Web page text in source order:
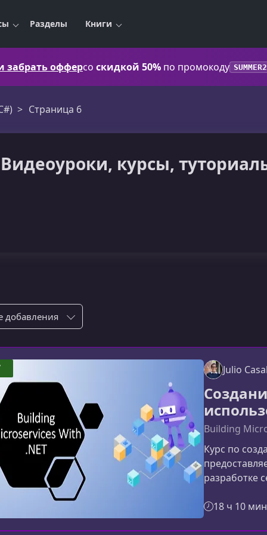
Разделы Книги
забрать офферсо скидкой 50% по промокоду
Страница 6
Видеоуроки, курсы,
по:
Julio Casal
Building
Курс по
разработке
индустрии.
также
18 ч 10 мин